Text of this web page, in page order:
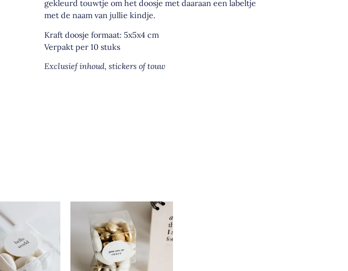
gekleurd touwtje om het doosje met daaraan een labeltje
met de naam van jullie kindje.
Kraft doosje formaat: 5x5x4 cm
Verpakt per 10 stuks
Exclusief inhoud, stickers of touw